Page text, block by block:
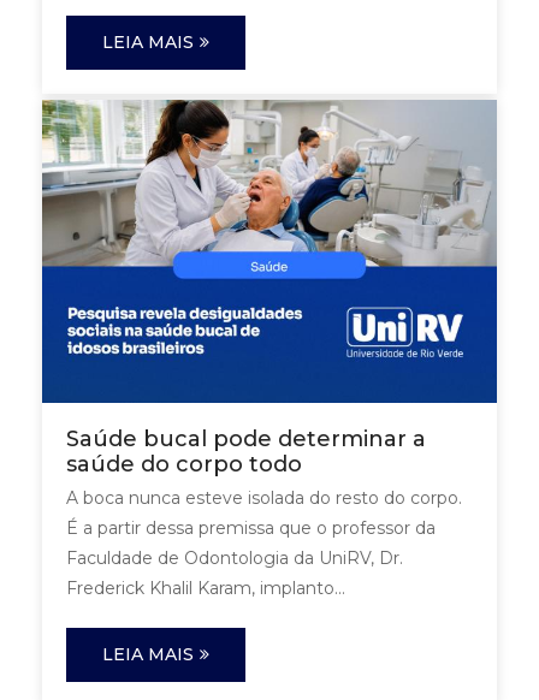
LEIA MAIS
Saúde bucal pode determinar a
saúde do corpo todo
A boca nunca esteve isolada do resto do corpo.
É a partir dessa premissa que o professor da
Faculdade de Odontologia da UniRV, Dr.
Frederick Khalil Karam, implanto...
LEIA MAIS